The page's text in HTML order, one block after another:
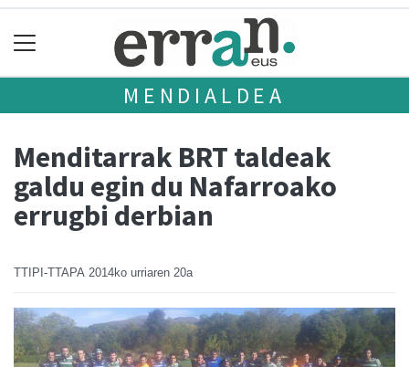
MENDIALDEA
Menditarrak BRT taldeak
galdu egin du Nafarroako
errugbi derbian
TTIPI-TTAPA 2014ko urriaren 20a